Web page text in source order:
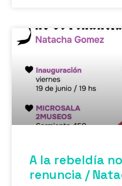
A la rebeldía
renuncia /